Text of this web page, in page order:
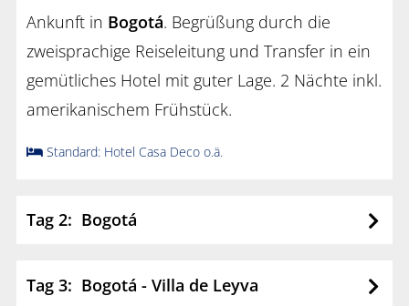
Ankunft in Bogotá. Begrüßung durch die
zweisprachige Reiseleitung und Transfer in ein
gemütliches Hotel mit guter Lage. 2 Nächte inkl.
amerikanischem Frühstück.
Standard: Hotel Casa Deco o.ä.
Tag 2: Bogotá
Tag 3: Bogotá - Villa de Leyva